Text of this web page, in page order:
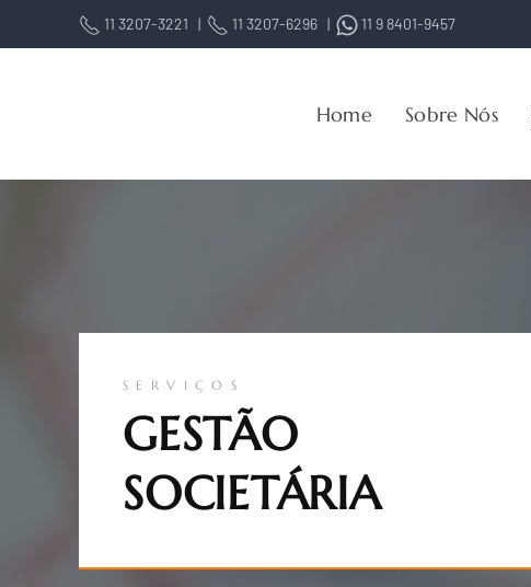
11 3207-3221 | 11 3207-6296 | 11 9 8401-9457
Home Sobre Nós
S E R V I Ç O S
GESTÃO
SOCIETÁRIA